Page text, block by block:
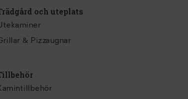
och uteplats
& Pizzaugnar